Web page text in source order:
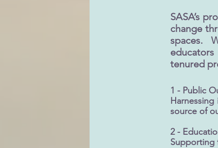
SASA’s
change
spaces.
tenured
1 - Public
source of
2 -
Supporting